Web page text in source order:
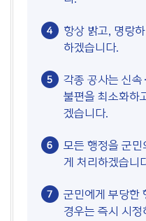
항상 밝고, 명랑
하겠습니다.
각종 공사는 신속
불편을 최소화하
겠습니다.
모든 행정을 군
게 처리하겠습니
군민에게 부당한
경우는 즉시 시